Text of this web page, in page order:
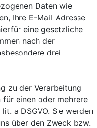
Daten wie
Ihre E-Mail-Adresse
eine gesetzliche
nach der
drei
zu der Verarbeitung
für einen oder mehrere
a DSGVO. Sie werden
über den Zweck bzw.